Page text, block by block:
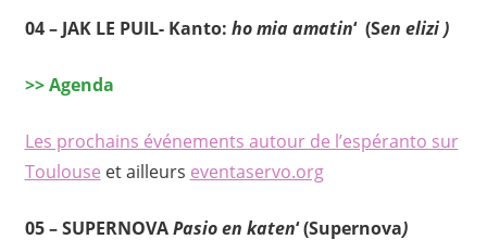
04 – JAK LE PUIL- Kanto: ho mia amatin‘ (Sen elizi )
>> Agenda
Les prochains événements autour de l’espéranto sur
Toulouse et ailleurs eventaservo.org
05 – SUPERNOVAPasio en katen‘ (Supernova)